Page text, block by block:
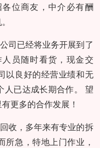
位商友，中介必有酬
司已经将业务开展到了
员随时看货，现金交
以良好的经营业绩和无
人已达成长期合作。 望
更多的合作发展！
收，多年来有专业的拆
所急，特地上门作业，